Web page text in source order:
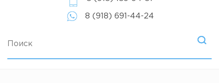
8 (918) 691-44-24